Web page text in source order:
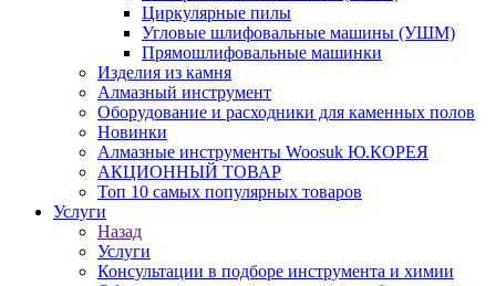
Циркулярные пилы
Угловые шлифовальные машины (УШМ)
Прямошлифовальные машинки
Изделия из камня
Алмазный инструмент
Оборудование и расходники для каменных полов
Новинки
Алмазные инструменты Woosuk Ю.КОРЕЯ
АКЦИОННЫЙ ТОВАР
Топ 10 самых популярных товаров
Услуги
Назад
Услуги
Консультации в подборе инструмента и химии